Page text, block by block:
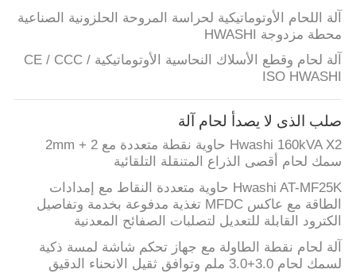
آلة اللحام الأوتوماتيكية لحراسة المروحة الحلزونية الصناعية
محطة مزدوجة HWASHI
آلة لحام وقطع الأسلاك النحاسية الأوتوماتيكية CE / CCC /
ISO HWASHI
صلب الذى لا يصدأ لحام آلة
Hwashi 160kVA X2 حاوية نقطة متعددة مع 2 + 2mm
سمك لحام أقصى الذراع المتنقلة التلقائية
Hwashi AT-MF25K حاوية متعددة النقاط مع إمدادات
الطاقة مع عاكس MFDC تغذية مدفوعة بخدمة وتفاصيل
الكترود القابلة للتعديل لتصلبات الصفائح المعدنية
آلة لحام نقطة الطاولة مع جهاز تحكم شاشة لمسة ذكية
لسمك لحام 3.0+3.0 ملم وتوافق ثقيل الانحناء الدقيق